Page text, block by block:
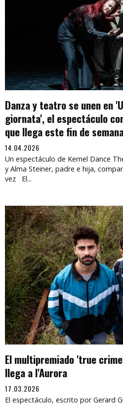
Danza y teatro se unen en
giornata', el espectáculo
que llega este fin de
14.04.2026
Un espectáculo de Kernel Dance
y Alma Steiner, padre e hija,
vez El...
El multipremiado 'true
llega a l'Aurora
17.03.2026
El espectáculo, escrito por Gerard